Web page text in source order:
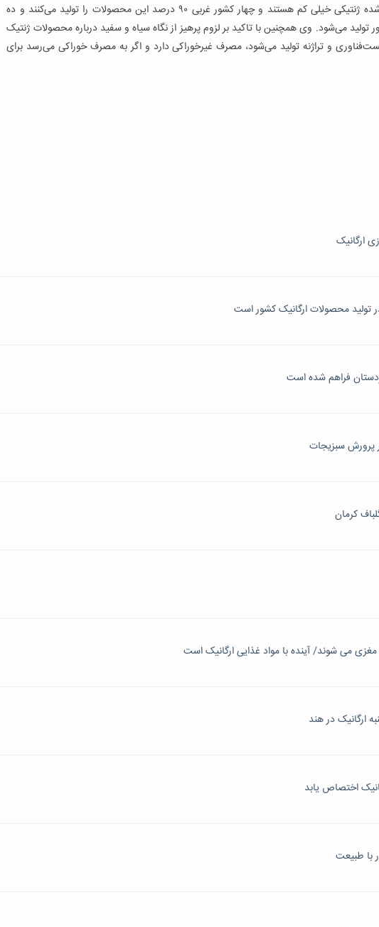
بیوتکنولوژی و خصوصا محصولات دستکاری شده ژنتیکی خیلی کم هستند و چهار کشور غربی ۹۰ درصد این محصولات را تولید می‌کنند و ده
مانده محصولات نیز توسط ۲۶ کشور تولید می‌شود. وی همچنین با تاکید بر لزوم پرهیز از نگاه سیاه و سفید درباره محصولات ژنتیک
و تراژنه تولید می‌شود، مصرف غیر‌خوراکی دارد و اگر به مصرف خوراکی می‌رسد برای
ارگانیک
تولید محصولات ارگانیک کشور است
فراهم شده است
پرورش سبزیجات
کرمان
می شوند/ آینده با مواد غذایی ارگانیک است
ارگانیک در هند
اختصاص یابد
با طبیعت